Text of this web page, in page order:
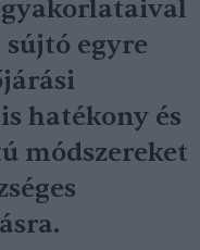
sújtó egyre
hatékony és
módszereket